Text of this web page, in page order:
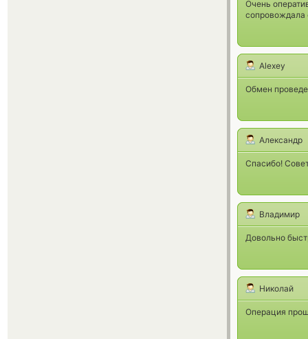
Очень
сопровождала
Alexey
Обмен
Александр
Спасибо!
Владимир
Довольно
Николай
Операция